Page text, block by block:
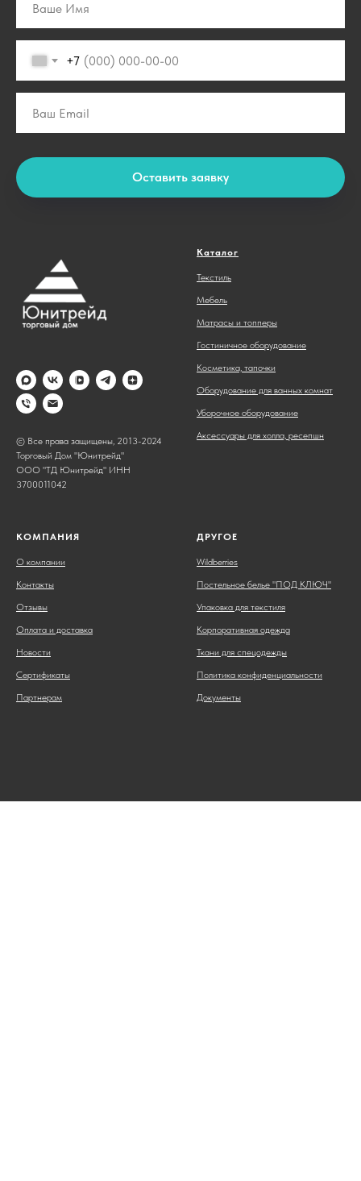
+7
Оставить заявку
© Все права защищены, 2013-2024
Торговый Дом "Юнитрейд"
ООО "ТД Юнитрейд" ИНН
3700011042
Каталог
Текстиль
Мебель
Матрасы и топперы
Гостиничное оборудование
Косметика, тапочки
Оборудование для ванных комнат
Уборочное оборудование
Аксессуары для холла, ресепшн
КОМПАНИЯ
О компании
Контакты
Отзывы
Оплата и доставка
Новости
Сертификаты
Партнерам
ДРУГОЕ
Wildberries
Постельное белье "ПОД КЛЮЧ"
Упаковка для текстиля
Корпоративная одежда
Ткани для спецодежды
Политика конфиденциальности
Документы